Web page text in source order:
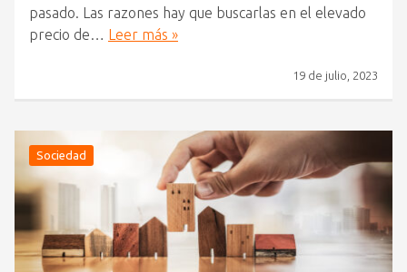
pasado. Las razones hay que buscarlas en el elevado
precio de… Leer más »
19 de julio, 2023
Sociedad